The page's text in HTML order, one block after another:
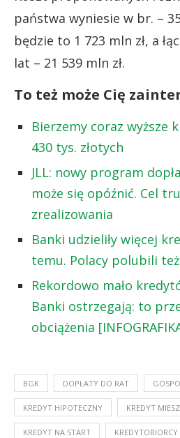
państwa wyniesie w br. –
będzie to 1 723 mln zł, a
lat – 21 539 mln zł.
To też może Cię
Bierzemy coraz wyższe
430 tys. złotych
JLL: nowy program
może się opóźnić. Cel
zrealizowania
Banki udzieliły więcej
temu. Polacy polubili
Rekordowo mało
Banki ostrzegają: to
obciążenia
BGK DOPŁATY DO RAT
KREDYT HIPOTECZNY KREDYT
KREDYT NA START KREDYTOBIORCY